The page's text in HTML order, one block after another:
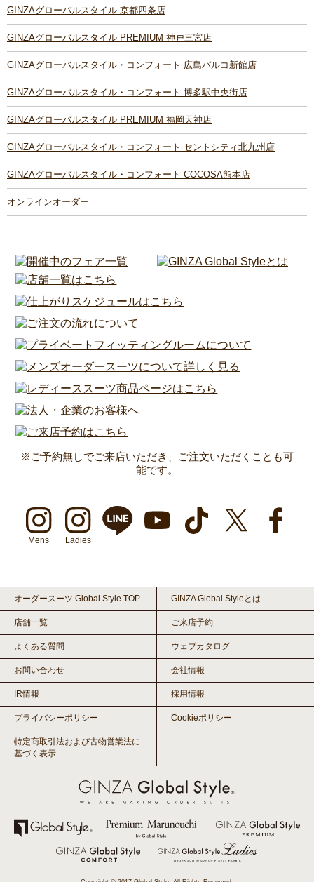
GINZAグローバルスタイル 京都四条店
GINZAグローバルスタイル PREMIUM 神戸三宮店
GINZAグローバルスタイル・コンフォート 広島パルコ新館店
GINZAグローバルスタイル・コンフォート 博多駅中央街店
GINZAグローバルスタイル PREMIUM 福岡天神店
GINZAグローバルスタイル・コンフォート セントシティ北九州店
GINZAグローバルスタイル・コンフォート COCOSA熊本店
オンラインオーダー
※ご予約無しでご来店いただき、ご注文いただくことも可
能です。
Mens Ladies
オーダースーツ Global Style TOP GINZA Global Styleとは
店舗一覧 ご来店予約
よくある質問 ウェブカタログ
お問い合わせ 会社情報
IR情報 採用情報
プライバシーポリシー Cookieポリシー
特定商取引法および古物営業法に
基づく表示